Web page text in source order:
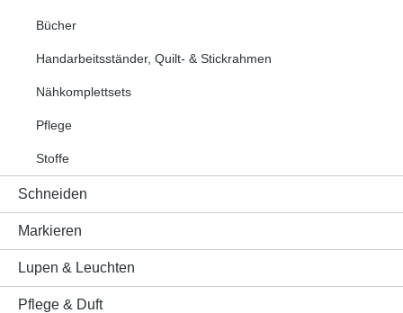
Bücher
Handarbeitsständer, Quilt- & Stickrahmen
Nähkomplettsets
Pflege
Stoffe
Schneiden
Markieren
Lupen & Leuchten
Pflege & Duft